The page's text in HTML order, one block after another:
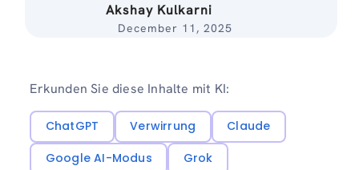
Akshay Kulkarni
December 11, 2025
Erkunden Sie diese Inhalte mit KI:
ChatGPT Verwirrung
Claude
Google AI-Modus
Grok